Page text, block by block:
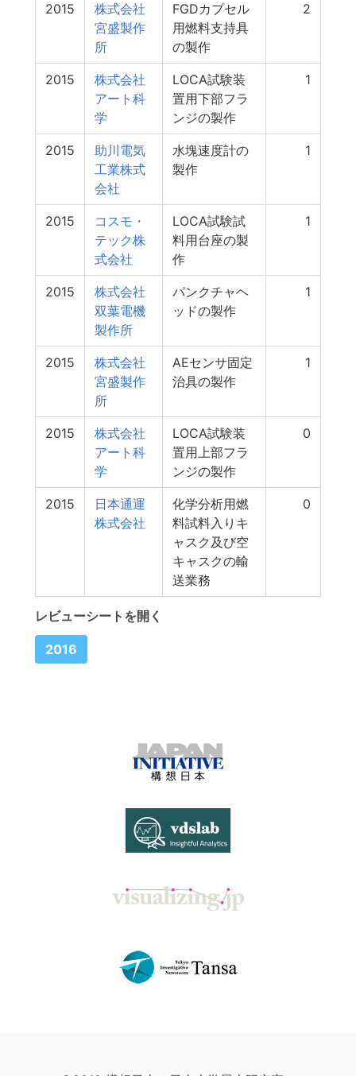
2015
株式会社
宮盛製作
所
FGDカプセル
用燃料支持具
の製作
2
2015
株式会社
アート科
学
LOCA試験装
置用下部フラ
ンジの製作
1
2015
助川電気
工業株式
会社
水塊速度計の
製作
1
2015
コスモ・
テック株
式会社
LOCA試験試
料用台座の製
作
1
2015
株式会社
双葉電機
製作所
パンクチャヘ
ッドの製作
1
2015
株式会社
宮盛製作
所
AEセンサ固定
治具の製作
1
2015
株式会社
アート科
学
LOCA試験装
置用上部フラ
ンジの製作
0
2015
日本通運
株式会社
化学分析用燃
料試料入りキ
ャスク及び空
キャスクの輸
送業務
0
レビューシートを開く
2016